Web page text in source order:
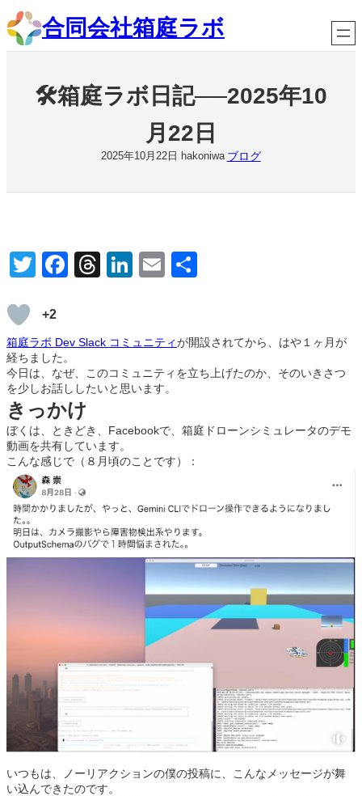
内
容
を
合同会社箱庭ラボ
🛠箱庭ラボ日記──2025年10
月22日
2025年10月22日 hakoniwa ブログ
T
tt
er
F
e
b
o
o
k
T
a
d
s
Li
e
dI
n
E
+2
箱庭ラボ Dev Slack コミュニティが開設されてから、はや１ヶ月が
経ちました。
今日は、なぜ、このコミュニティを立ち上げたのか、そのいきさつ
を少しお話ししたいと思います。
きっかけ
ぼくは、ときどき、Facebookで、箱庭ドローンシミュレータのデモ
動画を共有しています。
こんな感じで（８月頃のことです）：
いつもは、ノーリアクションの僕の投稿に、こんなメッセージが舞
い込んできたのです。